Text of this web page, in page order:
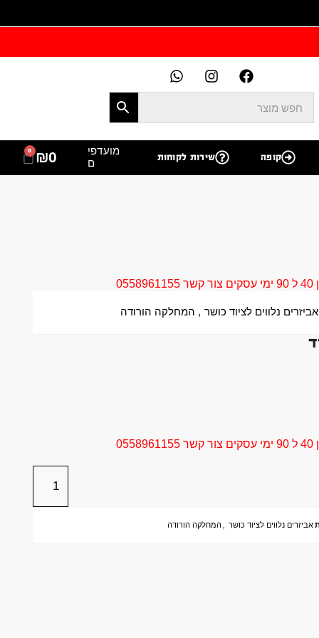
קופה שירות לקוחות
מועדפי
ם
₪0
0
אביזרים נלווים לציוד כושר , המחלקה הורודה
אביזרים נלווים לציוד כושר ,המחלקה הורודה